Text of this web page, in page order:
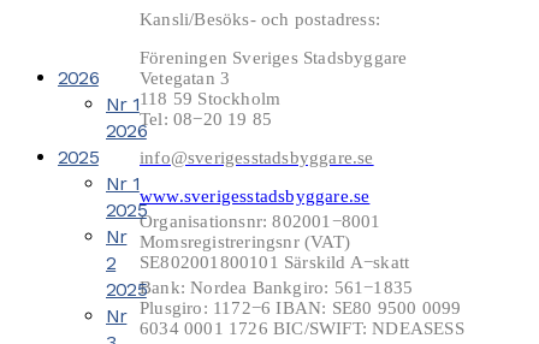
2026
Nr 1
2026
2025
Nr 1
2025
Nr
2
2025
Nr
Kansli/Besöks- och postadress:
Föreningen Sveriges Stadsbyggare
Vetegatan 3
118 59 Stockholm
Tel: 08−20 19 85
info@sverigesstadsbyggare.se
www.sverigesstadsbyggare.se
Organisationsnr: 802001−8001
Momsregistreringsnr (VAT)
SE802001800101 Särskild A−skatt
Bank: Nordea Bankgiro: 561−1835
Plusgiro: 1172−6 IBAN: SE80 9500 0099
6034 0001 1726 BIC/SWIFT: NDEASESS